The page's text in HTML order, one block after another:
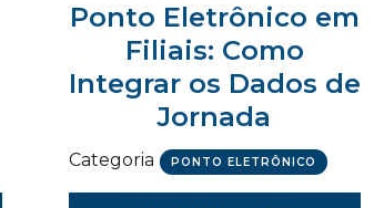
Ponto Eletrônico em
Filiais: Como
Integrar os Dados de
Jornada
Categoria PONTO ELETRÔNICO